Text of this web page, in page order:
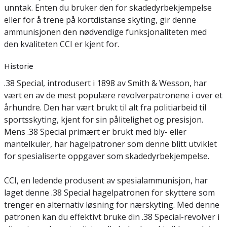
unntak. Enten du bruker den for skadedyrbekjempelse
eller for å trene på kortdistanse skyting, gir denne
ammunisjonen den nødvendige funksjonaliteten med
den kvaliteten CCI er kjent for.
Historie
.38 Special, introdusert i 1898 av Smith & Wesson, har
vært en av de mest populære revolverpatronene i over et
århundre. Den har vært brukt til alt fra politiarbeid til
sportsskyting, kjent for sin pålitelighet og presisjon.
Mens .38 Special primært er brukt med bly- eller
mantelkuler, har hagelpatroner som denne blitt utviklet
for spesialiserte oppgaver som skadedyrbekjempelse.
CCI, en ledende produsent av spesialammunisjon, har
laget denne .38 Special hagelpatronen for skyttere som
trenger en alternativ løsning for nærskyting. Med denne
patronen kan du effektivt bruke din .38 Special-revolver i